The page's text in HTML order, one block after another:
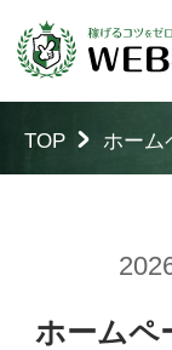
TOP ホーム
ホームペ